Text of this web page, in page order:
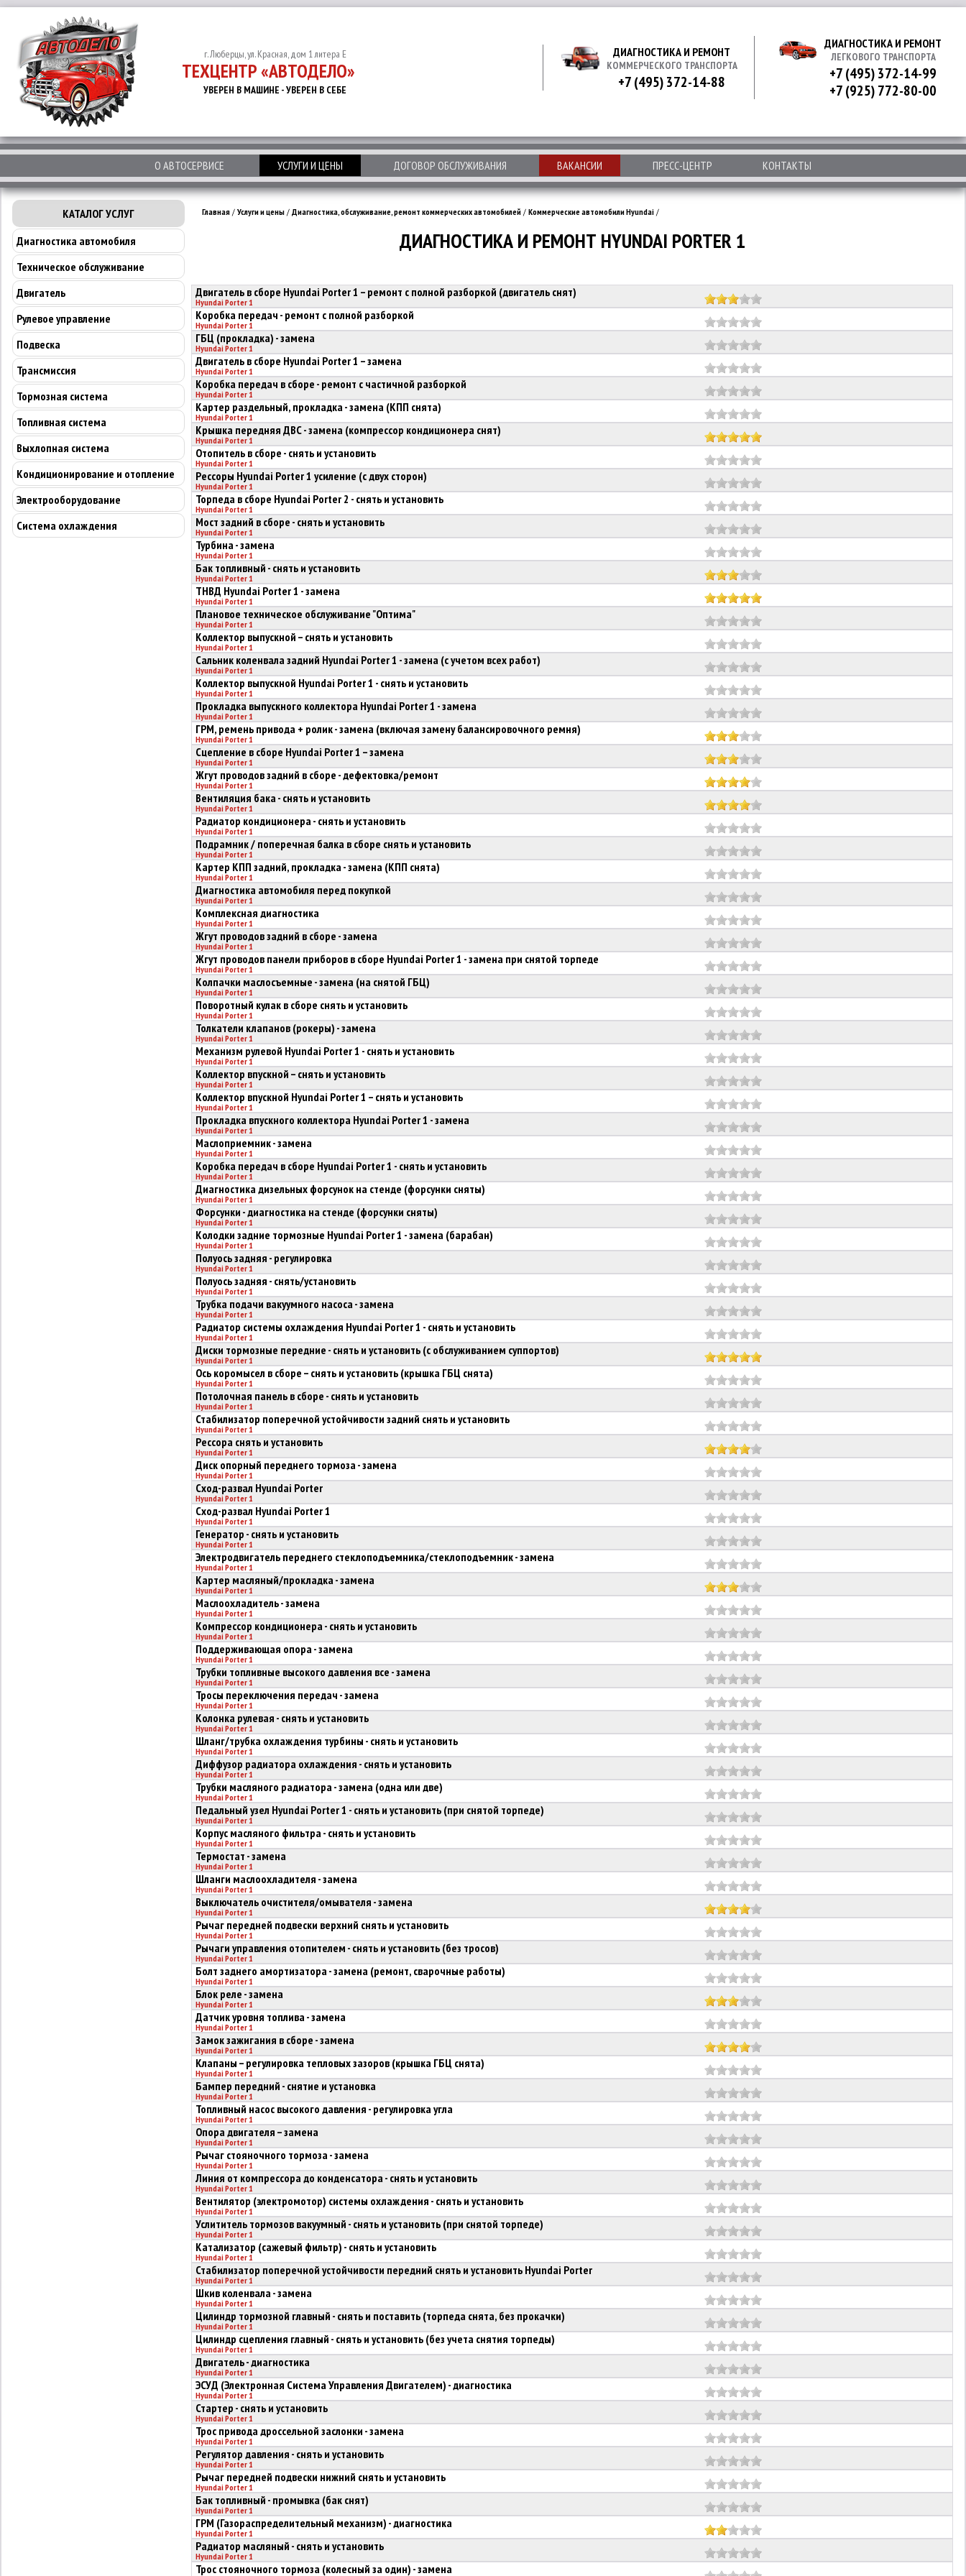
г. Люберцы, ул. Красная, дом 1 литера Е
ТЕХЦЕНТР «АВТОДЕЛО»
УВЕРЕН В МАШИНЕ - УВЕРЕН В СЕБЕ
ДИАГНОСТИКА И РЕМОНТ
КОММЕРЧЕСКОГО ТРАНСПОРТА
+7 (495) 372-14-88
ДИАГНОСТИКА И РЕМОНТ
ЛЕГКОВОГО ТРАНСПОРТА
+7 (495) 372-14-99
+7 (925) 772-80-00
О АВТОСЕРВИСЕ УСЛУГИ И ЦЕНЫ ДОГОВОР ОБСЛУЖИВАНИЯ ВАКАНСИИ ПРЕСС-ЦЕНТР КОНТАКТЫ
КАТАЛОГ УСЛУГ
Диагностика автомобиля
Техническое обслуживание
Двигатель
Рулевое управление
Подвеска
Трансмиссия
Тормозная система
Топливная система
Выхлопная система
Кондиционирование и отопление
Электрооборудование
Система охлаждения
Главная / Услуги и цены / Диагностика, обслуживание, ремонт коммерческих автомобилей / Коммерческие автомобили Hyundai /
ДИАГНОСТИКА И РЕМОНТ HYUNDAI PORTER 1
Двигатель в сборе Hyundai Porter 1 – ремонт с полной разборкой (двигатель снят)
Hyundai Porter 1
Коробка передач - ремонт с полной разборкой
Hyundai Porter 1
ГБЦ (прокладка) - замена
Hyundai Porter 1
Двигатель в сборе Hyundai Porter 1 – замена
Hyundai Porter 1
Коробка передач в сборе - ремонт с частичной разборкой
Hyundai Porter 1
Картер раздельный, прокладка - замена (КПП снята)
Hyundai Porter 1
Крышка передняя ДВС - замена (компрессор кондиционера снят)
Hyundai Porter 1
Отопитель в сборе - снять и установить
Hyundai Porter 1
Рессоры Hyundai Porter 1 усиление (с двух сторон)
Hyundai Porter 1
Торпеда в сборе Hyundai Porter 2 - снять и установить
Hyundai Porter 1
Мост задний в сборе - снять и установить
Hyundai Porter 1
Турбина - замена
Hyundai Porter 1
Бак топливный - снять и установить
Hyundai Porter 1
ТНВД Hyundai Porter 1 - замена
Hyundai Porter 1
Плановое техническое обслуживание "Оптима"
Hyundai Porter 1
Коллектор выпускной – снять и установить
Hyundai Porter 1
Сальник коленвала задний Hyundai Porter 1 - замена (с учетом всех работ)
Hyundai Porter 1
Коллектор выпускной Hyundai Porter 1 - снять и установить
Hyundai Porter 1
Прокладка выпускного коллектора Hyundai Porter 1 - замена
Hyundai Porter 1
ГРМ, ремень привода + ролик - замена (включая замену балансировочного ремня)
Hyundai Porter 1
Сцепление в сборе Hyundai Porter 1 – замена
Hyundai Porter 1
Жгут проводов задний в сборе - дефектовка/ремонт
Hyundai Porter 1
Вентиляция бака - снять и установить
Hyundai Porter 1
Радиатор кондиционера - снять и установить
Hyundai Porter 1
Подрамник / поперечная балка в сборе снять и установить
Hyundai Porter 1
Картер КПП задний, прокладка - замена (КПП снята)
Hyundai Porter 1
Диагностика автомобиля перед покупкой
Hyundai Porter 1
Комплексная диагностика
Hyundai Porter 1
Жгут проводов задний в сборе - замена
Hyundai Porter 1
Жгут проводов панели приборов в сборе Hyundai Porter 1 - замена при снятой торпеде
Hyundai Porter 1
Колпачки маслосъемные - замена (на снятой ГБЦ)
Hyundai Porter 1
Поворотный кулак в сборе снять и установить
Hyundai Porter 1
Толкатели клапанов (рокеры) - замена
Hyundai Porter 1
Механизм рулевой Hyundai Porter 1 - снять и установить
Hyundai Porter 1
Коллектор впускной – снять и установить
Hyundai Porter 1
Коллектор впускной Hyundai Porter 1 – снять и установить
Hyundai Porter 1
Прокладка впускного коллектора Hyundai Porter 1 - замена
Hyundai Porter 1
Маслоприемник - замена
Hyundai Porter 1
Коробка передач в сборе Hyundai Porter 1 - снять и установить
Hyundai Porter 1
Диагностика дизельных форсунок на стенде (форсунки сняты)
Hyundai Porter 1
Форсунки - диагностика на стенде (форсунки сняты)
Hyundai Porter 1
Колодки задние тормозные Hyundai Porter 1 - замена (барабан)
Hyundai Porter 1
Полуось задняя - регулировка
Hyundai Porter 1
Полуось задняя - снять/установить
Hyundai Porter 1
Трубка подачи вакуумного насоса - замена
Hyundai Porter 1
Радиатор системы охлаждения Hyundai Porter 1 - снять и установить
Hyundai Porter 1
Диски тормозные передние - снять и установить (с обслуживанием суппортов)
Hyundai Porter 1
Ось коромысел в сборе – снять и установить (крышка ГБЦ снята)
Hyundai Porter 1
Потолочная панель в сборе - снять и установить
Hyundai Porter 1
Стабилизатор поперечной устойчивости задний снять и установить
Hyundai Porter 1
Рессора снять и установить
Hyundai Porter 1
Диск опорный переднего тормоза - замена
Hyundai Porter 1
Сход-развал Hyundai Porter
Hyundai Porter 1
Сход-развал Hyundai Porter 1
Hyundai Porter 1
Генератор - снять и установить
Hyundai Porter 1
Электродвигатель переднего стеклоподъемника/стеклоподъемник - замена
Hyundai Porter 1
Картер масляный/прокладка - замена
Hyundai Porter 1
Маслоохладитель - замена
Hyundai Porter 1
Компрессор кондиционера - снять и установить
Hyundai Porter 1
Поддерживающая опора - замена
Hyundai Porter 1
Трубки топливные высокого давления все - замена
Hyundai Porter 1
Тросы переключения передач - замена
Hyundai Porter 1
Колонка рулевая - снять и установить
Hyundai Porter 1
Шланг/трубка охлаждения турбины - снять и установить
Hyundai Porter 1
Диффузор радиатора охлаждения - снять и установить
Hyundai Porter 1
Трубки масляного радиатора - замена (одна или две)
Hyundai Porter 1
Педальный узел Hyundai Porter 1 - снять и установить (при снятой торпеде)
Hyundai Porter 1
Корпус масляного фильтра - снять и установить
Hyundai Porter 1
Термостат - замена
Hyundai Porter 1
Шланги маслоохладителя - замена
Hyundai Porter 1
Выключатель очистителя/омывателя - замена
Hyundai Porter 1
Рычаг передней подвески верхний снять и установить
Hyundai Porter 1
Рычаги управления отопителем - снять и установить (без тросов)
Hyundai Porter 1
Болт заднего амортизатора - замена (ремонт, сварочные работы)
Hyundai Porter 1
Блок реле - замена
Hyundai Porter 1
Датчик уровня топлива - замена
Hyundai Porter 1
Замок зажигания в сборе - замена
Hyundai Porter 1
Клапаны – регулировка тепловых зазоров (крышка ГБЦ снята)
Hyundai Porter 1
Бампер передний - снятие и установка
Hyundai Porter 1
Топливный насос высокого давления - регулировка угла
Hyundai Porter 1
Опора двигателя – замена
Hyundai Porter 1
Рычаг стояночного тормоза - замена
Hyundai Porter 1
Линия от компрессора до конденсатора - снять и установить
Hyundai Porter 1
Вентилятор (электромотор) системы охлаждения - снять и установить
Hyundai Porter 1
Услититель тормозов вакуумный - снять и установить (при снятой торпеде)
Hyundai Porter 1
Катализатор (сажевый фильтр) - снять и установить
Hyundai Porter 1
Стабилизатор поперечной устойчивости передний снять и установить Hyundai Porter
Hyundai Porter 1
Шкив коленвала - замена
Hyundai Porter 1
Цилиндр тормозной главный - снять и поставить (торпеда снята, без прокачки)
Hyundai Porter 1
Цилиндр сцепления главный - снять и установить (без учета снятия торпеды)
Hyundai Porter 1
Двигатель - диагностика
Hyundai Porter 1
ЭСУД (Электронная Система Управления Двигателем) - диагностика
Hyundai Porter 1
Стартер - снять и установить
Hyundai Porter 1
Трос привода дроссельной заслонки - замена
Hyundai Porter 1
Регулятор давления - снять и установить
Hyundai Porter 1
Рычаг передней подвески нижний снять и установить
Hyundai Porter 1
Бак топливный - промывка (бак снят)
Hyundai Porter 1
ГРМ (Газораспределительный механизм) - диагностика
Hyundai Porter 1
Радиатор масляный - снять и установить
Hyundai Porter 1
Трос стояночного тормоза (колесный за один) - замена